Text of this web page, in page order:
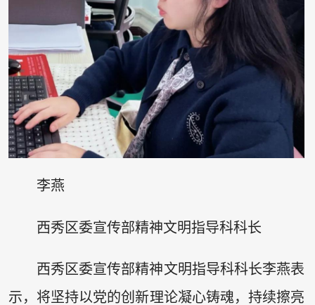
李燕
西秀区委宣传部精神文明指导科科长
西秀区委宣传部精神文明指导科科长李燕表
示，将坚持以党的创新理论凝心铸魂，持续擦亮